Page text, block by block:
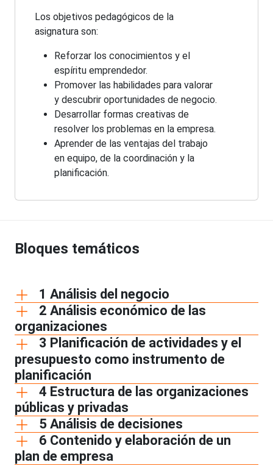
Los objetivos pedagógicos de la
asignatura son:
Reforzar los conocimientos y el
espíritu emprendedor.
Promover las habilidades para valorar
y descubrir oportunidades de negocio.
Desarrollar formas creativas de
resolver los problemas en la empresa.
Aprender de las ventajas del trabajo
en equipo, de la coordinación y la
planificación.
Bloques temáticos
1 Análisis del negocio
2 Análisis económico de las
organizaciones
3 Planificación de actividades y el
presupuesto como instrumento de
planificación
4 Estructura de las organizaciones
públicas y privadas
5 Análisis de decisiones
6 Contenido y elaboración de un
plan de empresa